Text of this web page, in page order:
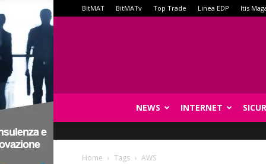
BitMAT BitMATv Top Trade Linea EDP Itis
NEWS INTERNET
Home Tags AWS